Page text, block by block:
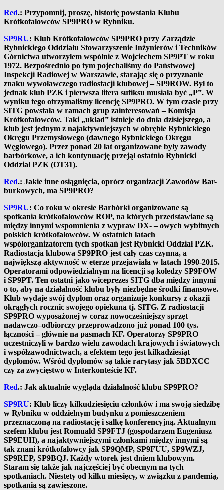
Red.: Przypomnij, proszę, historię powstania Klubu
Krótkofalowców SP9PRO w Rybniku.
SP9RU: Klub Krótkofalowców SP9PRO przy Zarządzie
Rybnickiego Oddziału Stowarzyszenie Inżynierów i Techników
Górnictwa utworzyłem wspólnie z Wojciechem SP9PT w roku
1972. Bezpośrednio po tym pojechaliśmy do Państwowej
Inspekcji Radiowej w Warszawie, starając się o przyznanie
znaku wywoławczego radiostacji klubowej – SP9ROW. Był to
jednak klub PZK i pierwsza litera sufiksu musiała być „P”. W
wyniku tego otrzymaliśmy licencję SP9PRO. W tym czasie przy
SITG powstała w ramach grup zainteresowań – Komisja
Krótkofalowców. Taki „układ” istnieje do dnia dzisiejszego, a
klub jest jednym z najaktywniejszych w obrębie Rybnickiego
Okręgu Przemysłowego (dawnego Rybnickiego Okręgu
Węglowego). Przez ponad 20 lat organizowane były zawody
barbórkowe, a ich kontynuację przejął ostatnio Rybnicki
Oddział PZK (OT31).
Red.: Jakie inne osiągnięcia, oprócz organizacji Zawodów Bar-
burkowych, ma SP9PRO?
SP9RU: Co roku w okresie Barbórki organizowane są
spotkania krótkofalowców ROP, na których przedstawiane są
między innymi wspomnienia z wypraw DX- – owych wybitnych
polskich krótkofalowców. W ostatnich latach
współorganizatorem tych spotkań jest Rybnicki Oddział PZK.
Radiostacja klubowa SP9PRO jest cały czas czynna, a
największą aktywność w eterze przejawiała w latach 1990-2015.
Operatorami odpowiedzialnym na licencji są koledzy SP9FOW
i SP9PT. Ten ostatni jako wiceprezes SITG dba między innymi
o to, aby na działalność klubu były niezbędne środki finansowe.
Klub wydaje swój dyplom oraz organizuje konkursy z okazji
okrągłych rocznic swojego opiekuna tj. SITG. Z radiostacji
SP9PRO wyposażonej w coraz nowocześniejszy sprzęt
nadawczo–odbiorczy przeprowadzono już ponad 100 tys.
łączności – głównie na pasmach KF. Operatorzy SP9PRO
uczestniczyli w bardzo wielu zawodach krajowych i światowych
i współzawodnictwach, a efektem tego jest kilkadziesiąt
dyplomów. Wśród dyplomów są takie rarytasy jak 5BDXCC
czy za zwycięstwo w Interkonteście KF.
Red.: Jak aktualnie wygląda działalność klubu SP9PRO?
SP9RU: Klub liczy kilkudziesięciu członków i ma swoją siedzibę
w Rybniku w oddzielnym budynku z pomieszczeniem
przeznaczoną na radiostację i salkę konferencyjną. Aktualnym
szefem klubu jest Romuald SP9FTJ (gospodarzem Eugeniusz
SP9EUH), a najaktywniejszymi członkami między innymi są
tak znani krótkofalowcy jak SP9QMP, SP9FUU, SP9WZJ,
SP9REP, SP9BQJ. Każdy wtorek jest dniem klubowym.
Staram się także jak najczęściej być obecnym na tych
spotkaniach. Niestety od kilku miesięcy, w związku z pandemią,
spotkania są zawieszone.